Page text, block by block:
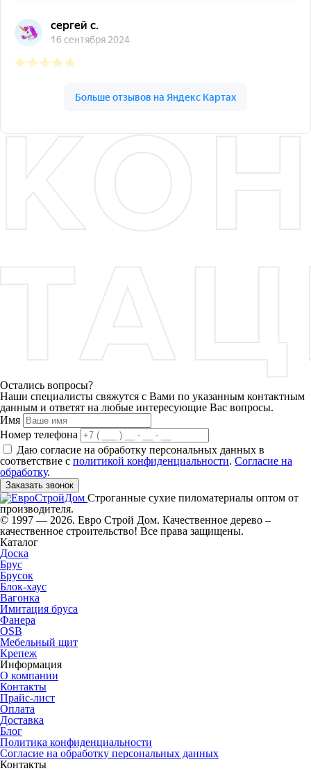
Остались вопросы?
Наши специалисты свяжутся с Вами по указанным контактным
данным и ответят на любые интересующие Вас вопросы.
Имя
Номер телефона
Даю согласие на обработку персональных данных в
соответствие с политикой конфиденциальности. Согласие на
обработку.
Заказать звонок
Строганные сухие пиломатериалы оптом от
производителя.
© 1997 — 2026. Евро Строй Дом. Качественное дерево –
качественное строительство! Все права защищены.
Каталог
Доска
Брус
Брусок
Блок-хаус
Вагонка
Имитация бруса
Фанера
OSB
Мебельный щит
Крепеж
Информация
О компании
Контакты
Прайс-лист
Оплата
Доставка
Блог
Политика конфиденциальности
Согласие на обработку персональных данных
Контакты